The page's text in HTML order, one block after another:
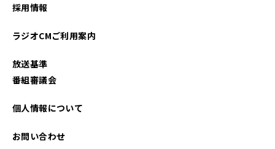
採用情報
ラジオCMご利用案内
放送基準
番組審議会
個人情報について
お問い合わせ